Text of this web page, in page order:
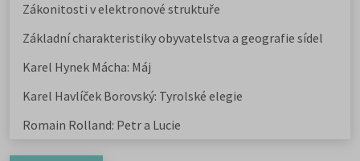
Zákonitosti v elektronové struktuře
Základní charakteristiky obyvatelstva a geografie sídel
Karel Hynek Mácha: Máj
Karel Havlíček Borovský: Tyrolské elegie
Romain Rolland: Petr a Lucie